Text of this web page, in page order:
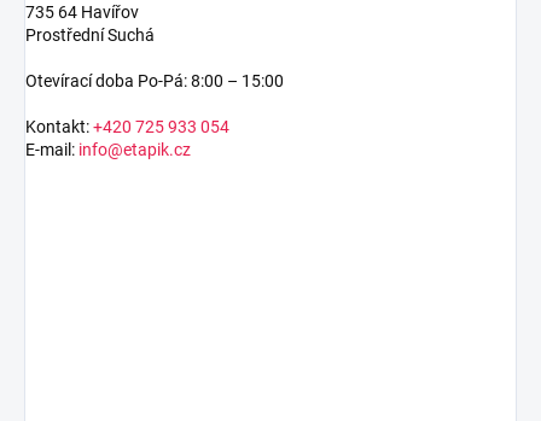
735 64 Havířov
Prostřední Suchá
Otevírací doba Po-Pá: 8:00 – 15:00
Kontakt:+420 725 933 054
E-mail: info@etapik.cz